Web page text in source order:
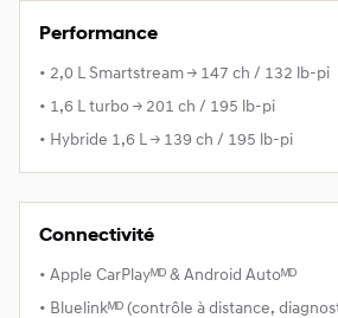
Performance
• 2,0 L Smartstream → 147 ch / 132 lb-pi
• 1,6 L turbo → 201 ch / 195 lb-pi
• Hybride 1,6 L → 139 ch / 195 lb-pi
Connectivité
• Apple CarPlayᴹᴰ & Android Autoᴹᴰ
• Bluelinkᴹᴰ (contrôle à distance,